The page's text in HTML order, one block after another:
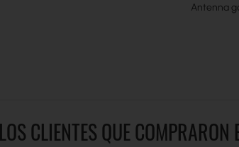
Antenna
LOS CLIENTES QUE